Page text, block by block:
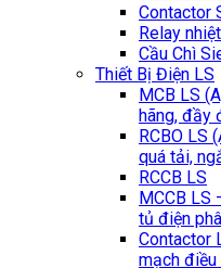
Contactor
Relay
Cầu Chì
Thiết Bị Điện LS
MCB LS
hãng, đầy
RCBO LS
quá tải,
RCCB LS
MCCB LS
tủ điện
Contactor
mạch